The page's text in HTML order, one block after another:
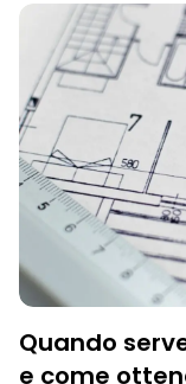
PUBBLICHE OPPOSIZIONI
Quando
e come